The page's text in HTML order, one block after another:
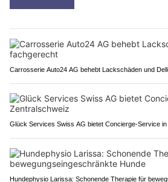
Carrosserie Auto24 AG behebt Lackschäden und
Glück Services Swiss AG bietet Concierge-Service
Hundephysio Larissa: Schonende Therapie für